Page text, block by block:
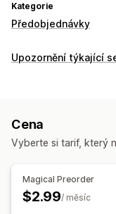
Kategorie
Předobjednávky
Typ objednávky
Přizpůsobení
Tlačítka
Odznaky
E-mailová oznámení
Možnosti platby
Upozornění týkající
Předobjednávky
Analytika a vykazování
Cena
Vyberte si tarif, který
Magical Preorder
$2.99/ měsíc